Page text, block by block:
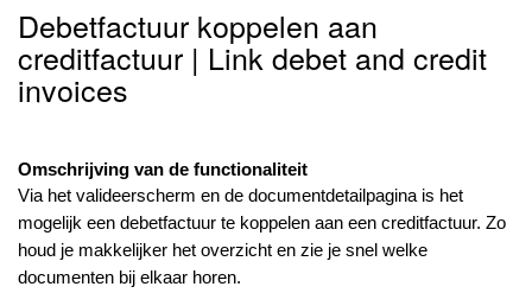
Debetfactuur koppelen aan
creditfactuur | Link debet and credit
invoices
Omschrijving van de functionaliteit
Via het valideerscherm en de documentdetailpagina is het
mogelijk een debetfactuur te koppelen aan een creditfactuur. Zo
houd je makkelijker het overzicht en zie je snel welke
documenten bij elkaar horen.